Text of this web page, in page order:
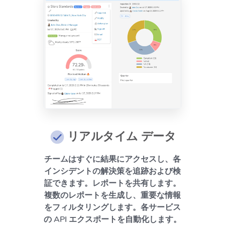
リアルタイム データ
チームはすぐに結果にアクセスし、各
インシデントの解決策を追跡および検
証できます。レポートを共有します。
複数のレポートを生成し、重要な情報
をフィルタリングします。各サービス
の API エクスポートを自動化します。